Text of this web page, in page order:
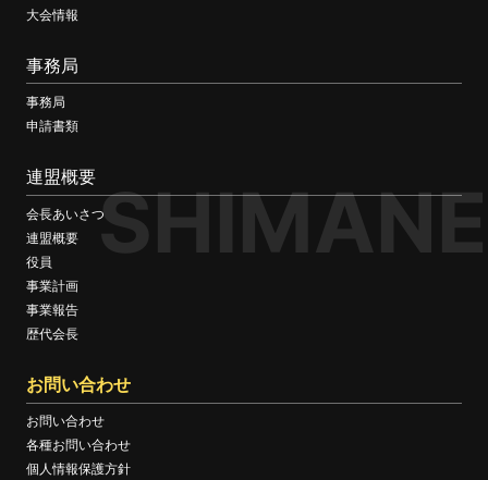
SHIMANE
大会情報
事務局
事務局
申請書類
連盟概要
会長あいさつ
連盟概要
役員
事業計画
事業報告
歴代会長
お問い合わせ
お問い合わせ
各種お問い合わせ
個人情報保護方針